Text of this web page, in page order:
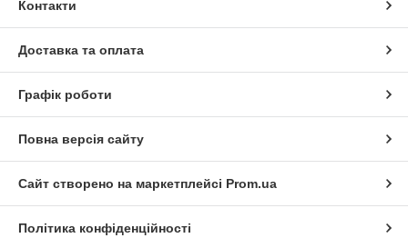
Контакти
Доставка та оплата
Графік роботи
Повна версія сайту
Сайт створено на маркетплейсі Prom.ua
Політика конфіденційності